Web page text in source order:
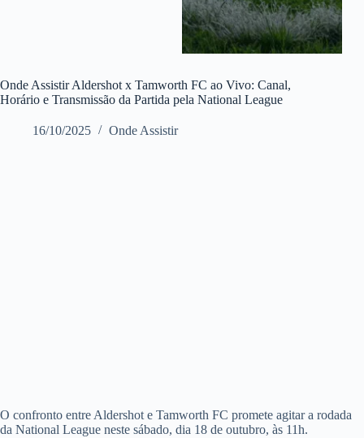
Onde Assistir Aldershot x Tamworth FC ao Vivo: Canal,
Horário e Transmissão da Partida pela National League
16/10/2025 Onde Assistir
O confronto entre Aldershot e Tamworth FC promete agitar a rodada
da National League neste sábado, dia 18 de outubro, às 11h.